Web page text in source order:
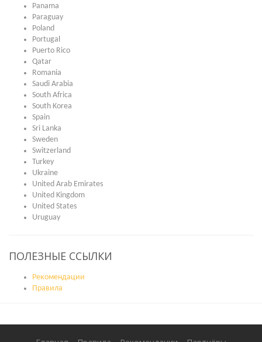
Panama
Paraguay
Poland
Portugal
Puerto Rico
Qatar
Romania
Saudi Arabia
South Africa
South Korea
Spain
Sri Lanka
Sweden
Switzerland
Turkey
Ukraine
United Arab Emirates
United Kingdom
United States
Uruguay
ПОЛЕЗНЫЕ ССЫЛКИ
Рекомендации
Правила